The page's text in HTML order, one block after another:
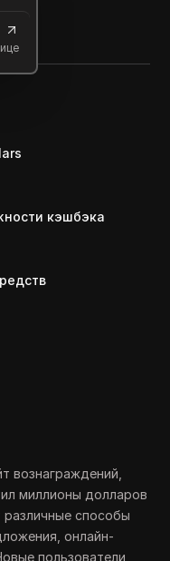
кэшбэка
вознаграждений,
миллионы долларов
различные способы
онлайн-
пользователи